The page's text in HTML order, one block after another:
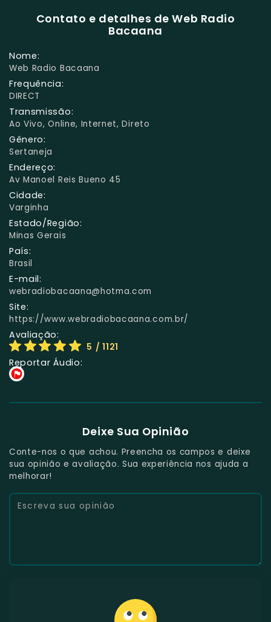
Contato e detalhes de Web Radio
Bacaana
Nome:
Web Radio Bacaana
Frequência:
DIRECT
Transmissão:
Ao Vivo, Online, Internet, Direto
Gênero:
Sertaneja
Endereço:
Av Manoel Reis Bueno 45
Cidade:
Varginha
Estado/Região:
Minas Gerais
País:
Brasil
E-mail:
webradiobacaana@hotma.com
Site:
https://www.webradiobacaana.com.br/
Avaliação:
5 / 1121
Reportar Áudio:
Deixe Sua Opinião
Conte-nos o que achou. Preencha os campos e deixe
sua opinião e avaliação. Sua experiência nos ajuda a
melhorar!